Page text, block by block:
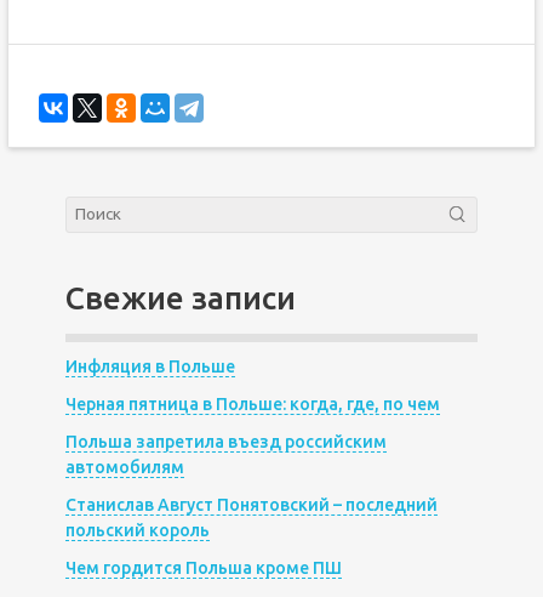
Свежие записи
Инфляция в Польше
Черная пятница в Польше: когда, где, по чем
Польша запретила въезд российским
автомобилям
Станислав Август Понятовский – последний
польский король
Чем гордится Польша кроме ПШ